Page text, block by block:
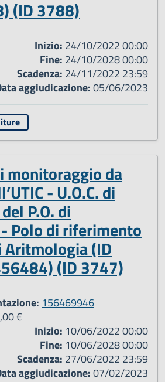
(ID 3788)
Inizio: 24/10/2022 00:00
Fine: 24/10/2028 00:00
Scadenza: 24/11/2022 23:59
aggiudicazione:05/06/2023
monitoraggio da
- U.O.C. di
P.O. di
Polo di riferimento
(ID
(ID 3747)
156469946
€
Inizio: 10/06/2022 00:00
Fine: 10/06/2028 00:00
Scadenza: 27/06/2022 23:59
aggiudicazione:07/02/2023